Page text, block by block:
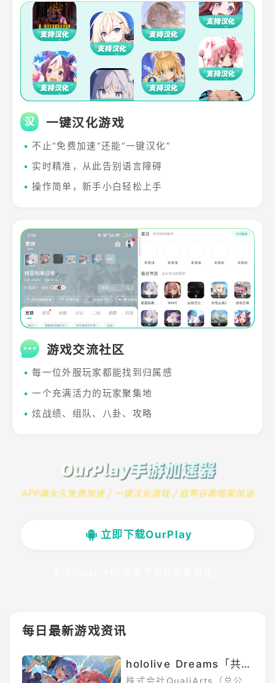
一键汉化游戏
• 不止“免费加速”还能“一键汉化”
• 实时精准，从此告别语言障碍
• 操作简单，新手小白轻松上手
游戏交流社区
• 每一位外服玩家都能找到归属感
• 一个充满活力的玩家聚集地
• 炫战绩、组队、八卦、攻略
立即下载OurPlay
每日最新游戏资讯
hololive Dreams「共鸣
的夏日火花」活动开跑5